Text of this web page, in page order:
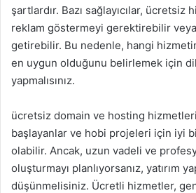
şartlardır. Bazı sağlayıcılar, ücretsiz
reklam göstermeyi gerektirebilir
getirebilir. Bu nedenle, hangi
en uygun olduğunu belirlemek için
yapmalısınız.
ücretsiz domain ve hosting
başlayanlar ve hobi projeleri için iyi
olabilir. Ancak, uzun vadeli ve
oluşturmayı planlıyorsanız, yatırım
düşünmelisiniz. Ücretli hizmetler,